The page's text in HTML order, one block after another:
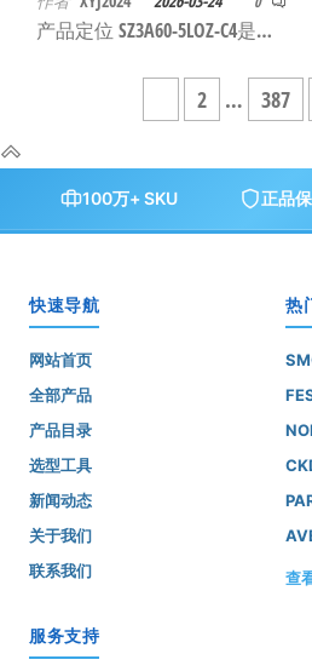
产品定位 SZ3A60-5LOZ-C4是…
章
分
页
2 … 387
100万+ SKU 正品
快速导航
网站首页
全部产品
产品目录
选型工具
新闻动态
关于我们
联系我们
热
查
服务支持